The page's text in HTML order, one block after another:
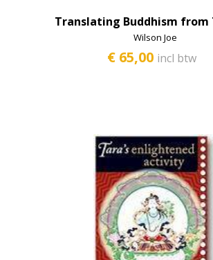
Translating Buddhism from
Wilson Joe
€ 65,00 incl btw